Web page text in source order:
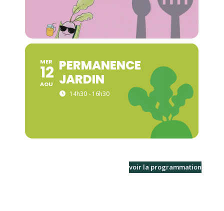
MER
12
AOU
PERMANENCE
JARDIN
14h30 - 16h30
voir la programmation